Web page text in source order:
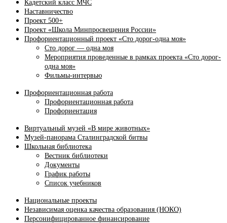
Кадетский класс МЧС
Наставничество
Проект 500+
Проект «Школа Минпросвещения России»
Профориентационный проект «Сто дорог-одна моя»
Сто дорог — одна моя
Мероприятия проведенные в рамках проекта «Сто дорог-
одна моя»
Фильмы-интервью
Профориентационная работа
Профориентационная работа
Профориентация
Виртуальный музей «В мире животных»
Музей-панорама Сталинградской битвы
Школьная библиотека
Вестник библиотеки
Документы
График работы
Список учебников
Национальные проекты
Независимая оценка качества образования (НОКО)
Персонифицированное финансирование